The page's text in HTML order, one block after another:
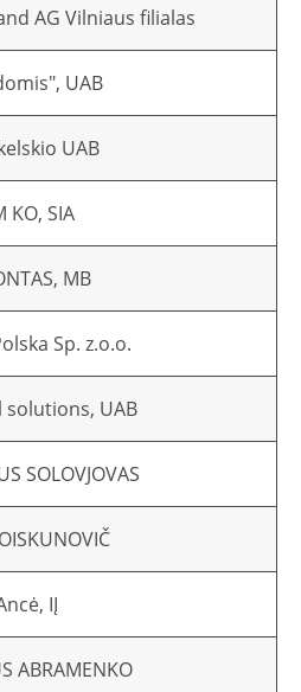
AG Vilniaus filialas
UAB
UAB
KO, SIA
MB
Sp. z.o.o.
solutions, UAB
SOLOVJOVAS
IĮ
ABRAMENKO